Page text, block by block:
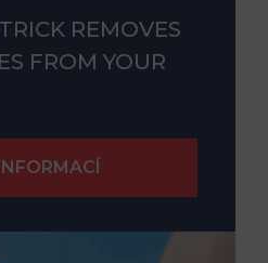
REMOVES
FROM YOUR